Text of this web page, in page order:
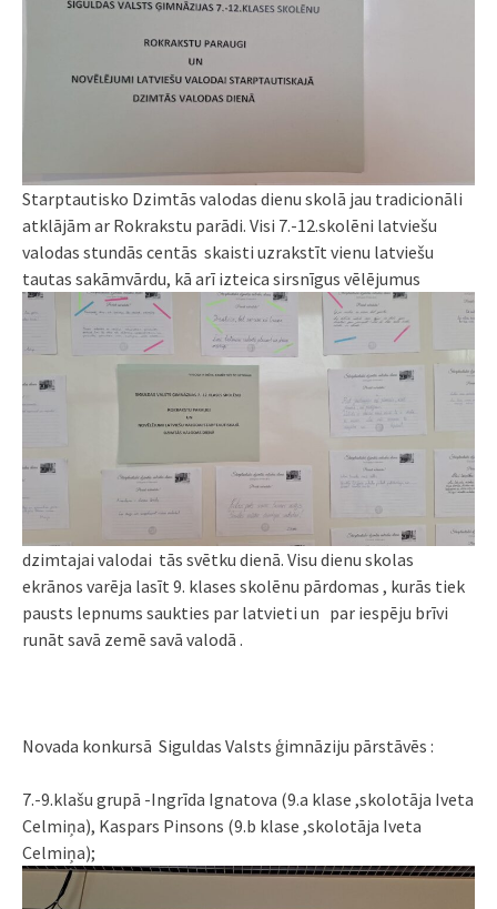
Starptautisko Dzimtās valodas dienu skolā jau tradicionāli
atklājām ar Rokrakstu parādi. Visi 7.-12.skolēni latviešu
valodas stundās centās skaisti uzrakstīt vienu latviešu
tautas sakāmvārdu, kā arī izteica sirsnīgus vēlējumus
dzimtajai valodai tās svētku dienā. Visu dienu skolas
ekrānos varēja lasīt 9. klases skolēnu pārdomas , kurās tiek
pausts lepnums saukties par latvieti un par iespēju brīvi
runāt savā zemē savā valodā .
Novada konkursā Siguldas Valsts ģimnāziju pārstāvēs :
7.-9.klašu grupā -Ingrīda Ignatova (9.a klase ,skolotāja Iveta
Celmiņa), Kaspars Pinsons (9.b klase ,skolotāja Iveta
Celmiņa);